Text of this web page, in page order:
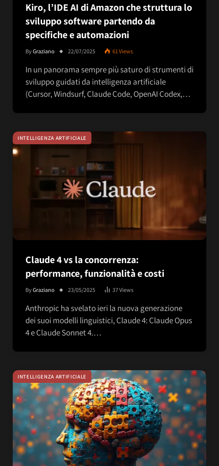
Kiro, l’IDE AI di Amazon che struttura lo
sviluppo software partendo da
specifiche e automazioni
ByGraziano 22/07/2025 61 Views
In un panorama sempre più saturo di strumenti di
sviluppo guidati da intelligenza artificiale
(Cursor, Windsurf, Claude Code, OpenAI Codex,…
INTELLIGENZA ARTIFICIALE
Claude 4 vs la concorrenza:
performance, funzionalità e costi
ByGraziano 23/05/2025 37Views
Anthropic ha svelato ieri la nuova generazione
dei suoi modelli linguistici, Claude 4: Claude Opus
4 e Claude Sonnet 4.…
INTELLIGENZA ARTIFICIALE